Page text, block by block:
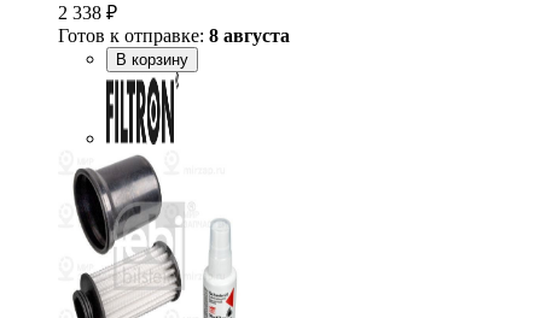
2 338 ₽
Готов к отправке: 8 августа
В корзину